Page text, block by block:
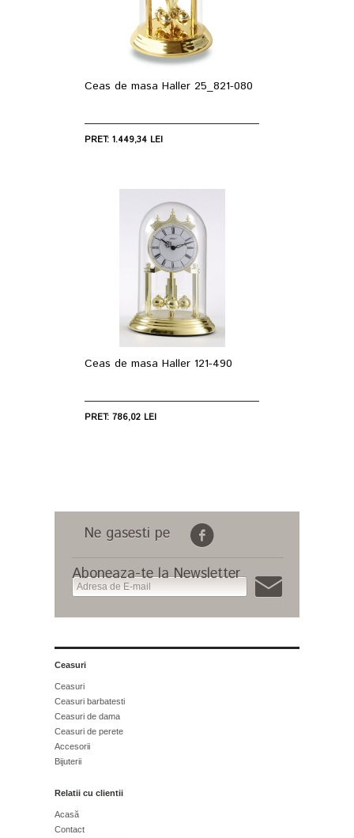
Ceas de masa Haller 25_821-080
PRET: 1.449,34 LEI
Ceas de masa Haller 121-490
PRET: 786,02 LEI
Ne gasesti pe
Aboneaza-te la Newsletter
Ceasuri
Ceasuri
Ceasuri barbatesti
Ceasuri de dama
Ceasuri de perete
Accesorii
Bijuterii
Relatii cu clientii
Acasă
Contact